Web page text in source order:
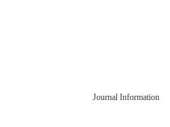
Journal Information